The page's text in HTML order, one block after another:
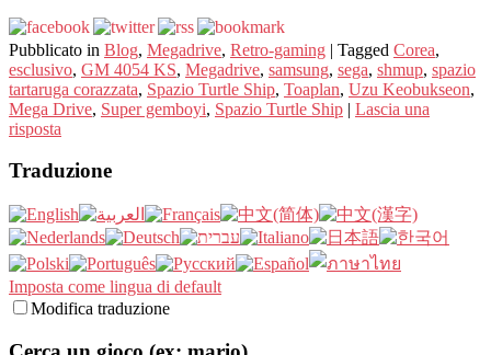
Pubblicato in Blog, Megadrive, Retro-gaming | Tagged Corea,
esclusivo, GM 4054 KS, Megadrive, samsung, sega, shmup, spazio
tartaruga corazzata, Spazio Turtle Ship, Toaplan, Uzu Keobukseon,
Mega Drive, Super gemboyi, Spazio Turtle Ship | Lascia una
risposta
Traduzione
Imposta come lingua di default
Modifica traduzione